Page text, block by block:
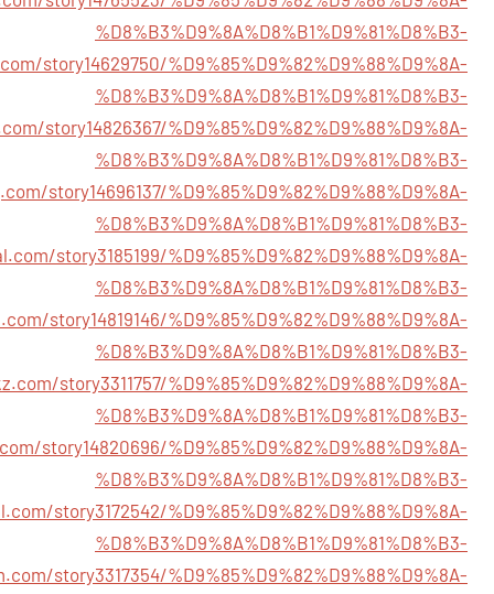
%D8%B3%D9%8A%D8%B1%D9%81%D8%B3-
story14629750/%D9%85%D9%82%D9%88%D9%8A-
%D8%B3%D9%8A%D8%B1%D9%81%D8%B3-
story14826367/%D9%85%D9%82%D9%88%D9%8A-
%D8%B3%D9%8A%D8%B1%D9%81%D8%B3-
story14696137/%D9%85%D9%82%D9%88%D9%8A-
%D8%B3%D9%8A%D8%B1%D9%81%D8%B3-
story3185199/%D9%85%D9%82%D9%88%D9%8A-
%D8%B3%D9%8A%D8%B1%D9%81%D8%B3-
story14819146/%D9%85%D9%82%D9%88%D9%8A-
%D8%B3%D9%8A%D8%B1%D9%81%D8%B3-
story3311757/%D9%85%D9%82%D9%88%D9%8A-
%D8%B3%D9%8A%D8%B1%D9%81%D8%B3-
story14820696/%D9%85%D9%82%D9%88%D9%8A-
%D8%B3%D9%8A%D8%B1%D9%81%D8%B3-
story3172542/%D9%85%D9%82%D9%88%D9%8A-
%D8%B3%D9%8A%D8%B1%D9%81%D8%B3-
story3317354/%D9%85%D9%82%D9%88%D9%8A-